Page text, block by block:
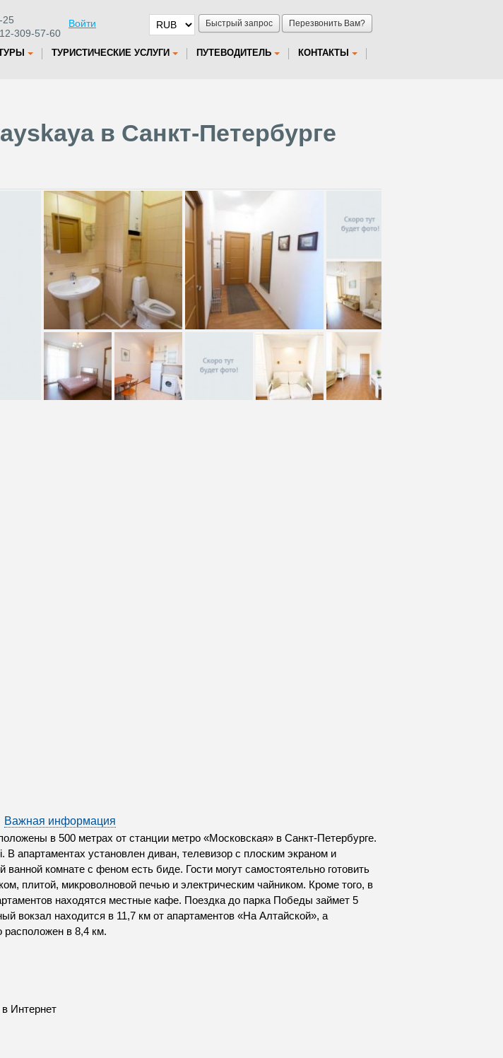
Быстрый запрос Перезвонить Вам?
25
309-57-60
Войти
ТУРИСТИЧЕСКИЕ УСЛУГИ ПУТЕВОДИТЕЛЬ КОНТАКТЫ
в Санкт-Петербурге
Важная информация
в 500 метрах от станции метро «Московская» в Санкт-Петербурге.
В апартаментах установлен диван, телевизор с плоским экраном и
комнате с феном есть биде. Гости могут самостоятельно готовить
плитой, микроволновой печью и электрическим чайником. Кроме того, в
находятся местные кафе. Поездка до парка Победы займет 5
вокзал находится в 11,7 км от апартаментов «На Алтайской», а
в 8,4 км.
Интернет